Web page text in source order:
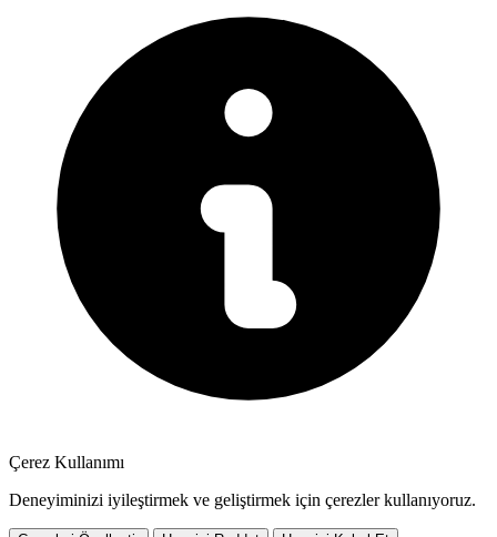
Çerez Kullanımı
Deneyiminizi iyileştirmek ve geliştirmek için çerezler kullanıyoruz.